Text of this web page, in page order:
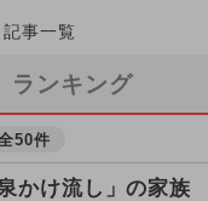
記事一覧
ランキング
50件
かけ流し」の家族